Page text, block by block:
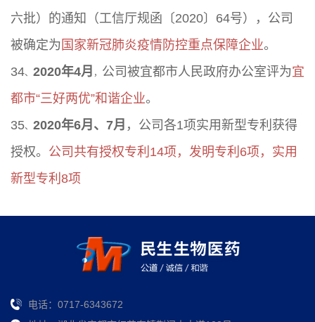
六批）的通知（工信厅规函〔2020〕64号），公司
被确定为 国家新冠肺炎疫情防控重点保障企业。
34、 2020年4月 ， 公司被宜都市人民政府办公室评为宜
都市“三好两优”和谐企业。
35、 2020年6月、7月 ，公司各1项实用新型专利获得
授权。 公司共有授权专利14项，发明专利6项，实用
新型专利8项
电话：0717-6343672